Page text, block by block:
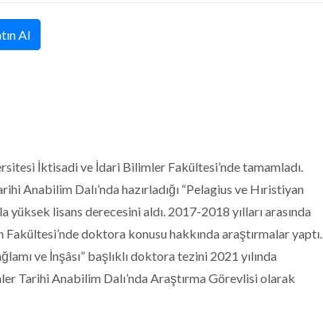
Al
İktisadi ve İdari Bilimler Fakültesi’nde tamamladı.
Anabilim Dalı’nda hazırladığı “Pelagius ve Hıristiyan
yüksek lisans derecesini aldı. 2017-2018 yılları arasında
doktora konusu hakkında araştırmalar yaptı.
ve İnşâsı” başlıklı doktora tezini 2021 yılında
Tarihi Anabilim Dalı’nda Araştırma Görevlisi olarak